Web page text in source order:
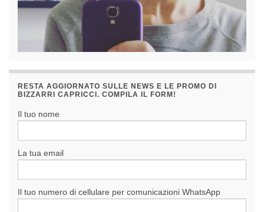
RESTA AGGIORNATO SULLE NEWS E LE PROMO DI
BIZZARRI CAPRICCI. COMPILA IL FORM!
Il tuo nome
La tua email
Il tuo numero di cellulare per comunicazioni WhatsApp